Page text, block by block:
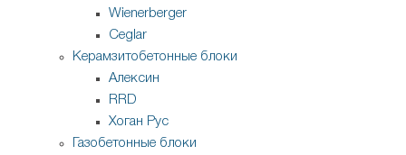
Wienerberger
Ceglar
Керамзитобетонные блоки
Алексин
RRD
Хоган Рус
Газобетонные блоки